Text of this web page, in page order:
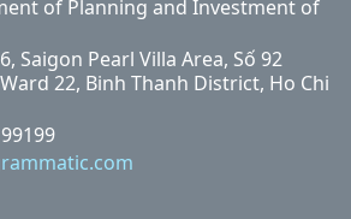
of Planning and Investment of
Saigon Pearl Villa Area, Số 92
22, Binh Thanh District, Ho Chi